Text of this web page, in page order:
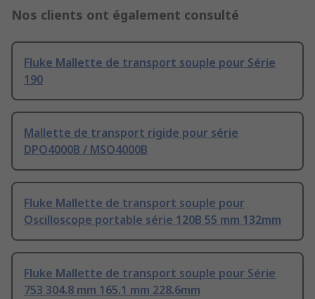
Nos clients ont également consulté
Fluke Mallette de transport souple pour Série
190
Mallette de transport rigide pour série
DPO4000B / MSO4000B
Fluke Mallette de transport souple pour
Oscilloscope portable série 120B 55 mm 132mm
Fluke Mallette de transport souple pour Série
753 304.8 mm 165.1 mm 228.6mm